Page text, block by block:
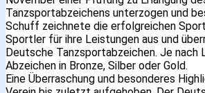
Tanzsportabzeichens unterzogen und
Schuff zeichnete die erfolgreichen
Sportler für ihre Leistungen aus und
Deutsche Tanzsportabzeichen. Je nach
Abzeichen in Bronze, Silber oder Gold.
Eine Überraschung und besonderes